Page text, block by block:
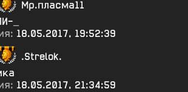
Мр.пласма11
_
18.05.2017, 19:52:39
.Strelok.
18.05.2017, 21:34:59